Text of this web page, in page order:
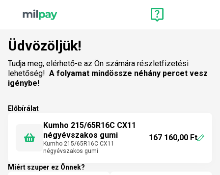
Üdvözöljük!
Tudja meg, elérhető-e az Ön számára részletfizetési
lehetőség! A folyamat mindössze néhány percet vesz
igénybe!
Előbírálat
Kumho 215/65R16C CX11
négyévszakos gumi
Kumho 215/65R16C CX11
négyévszakos gumi
167 160,00 Ft
Miért szuper ez Önnek?